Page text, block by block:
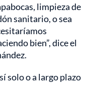
limpieza de
sanitario, o sea
bien”, dice el
solo o a largo plazo